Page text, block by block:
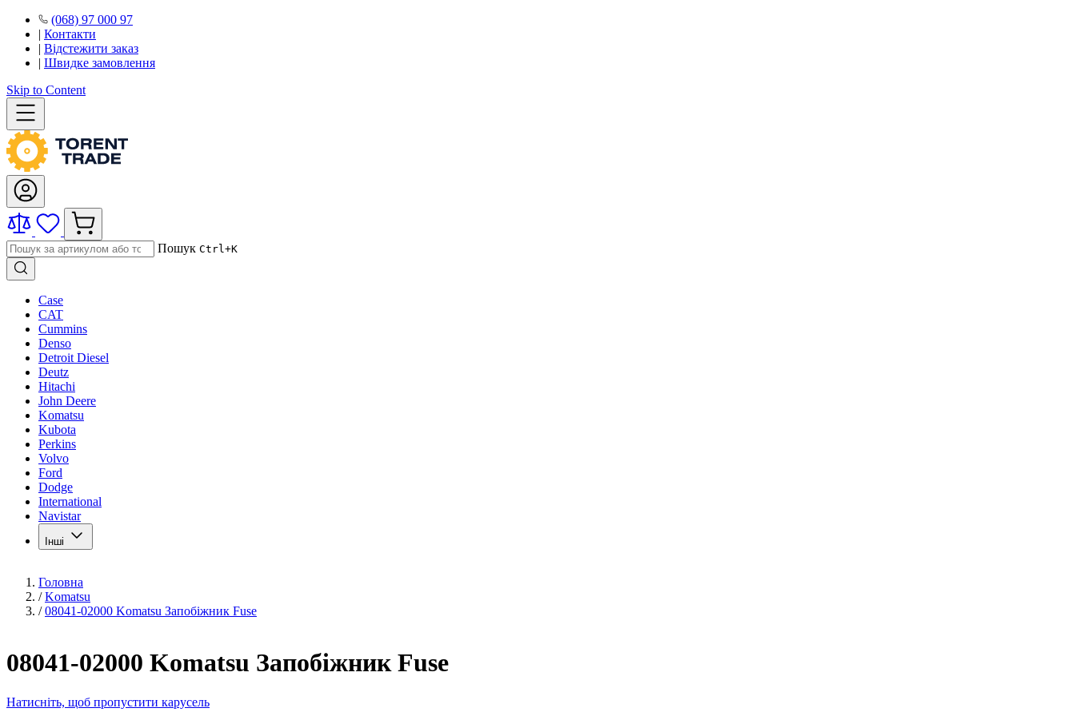
(068) 97 000 97
| Контакти
| Відстежити заказ
| Швидке замовлення
Skip to Content
Пошук Ctrl+K
Case
CAT
Cummins
Denso
Detroit Diesel
Deutz
Hitachi
John Deere
Komatsu
Kubota
Perkins
Volvo
Ford
Dodge
International
Navistar
Інші
Головна
/ Komatsu
/ 08041-02000 Komatsu Запобіжник Fuse
08041-02000 Komatsu Запобіжник Fuse
Натисніть, щоб пропустити карусель